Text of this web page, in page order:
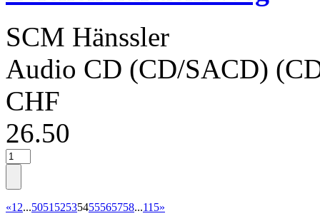
SCM Hänssler
Audio CD (CD/SACD)
CHF
26.50
«1 2...5051 52535455565758...115»